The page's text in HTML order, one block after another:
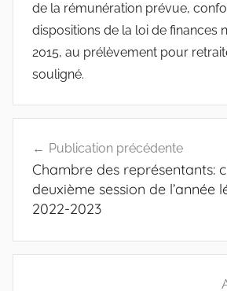
de la rémunération prévue,
dispositions de la loi de finances
2015, au prélèvement pour
souligné.
de
l’article
Publication précédente
Chambre des représentants:
deuxième session de l’année
2022-2023